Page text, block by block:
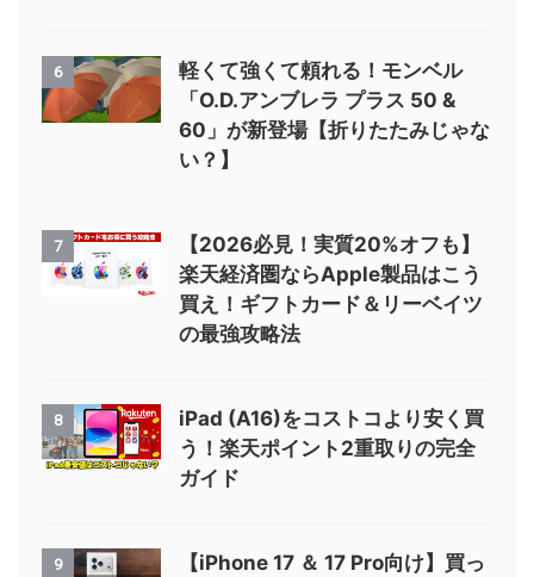
6
軽くて強くて頼れる！モンベル
「O.D.アンブレラ プラス 50 &
60」が新登場【折りたたみじゃな
い？】
7
【2026必見！実質20%オフも】
楽天経済圏ならApple製品はこう
買え！ギフトカード＆リーベイツ
の最強攻略法
8
iPad (A16)をコストコより安く買
う！楽天ポイント2重取りの完全
ガイド
9
【iPhone 17 ＆ 17 Pro向け】買っ